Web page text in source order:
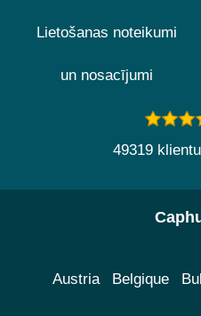
Lietošanas noteikumi
un nosacījumi
49319
Austria Belgique